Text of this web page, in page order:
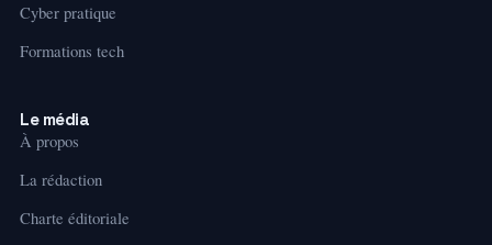
Cyber pratique
Formations tech
Le média
À propos
La rédaction
Charte éditoriale